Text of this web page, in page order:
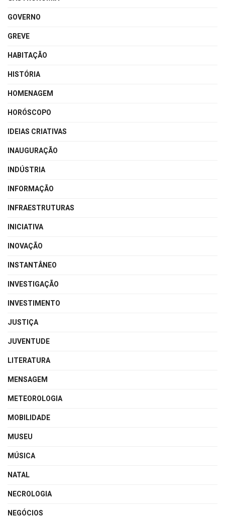
GOVERNO
GREVE
HABITAÇÃO
HISTÓRIA
HOMENAGEM
HORÓSCOPO
IDEIAS CRIATIVAS
INAUGURAÇÃO
INDÚSTRIA
INFORMAÇÃO
INFRAESTRUTURAS
INICIATIVA
INOVAÇÃO
INSTANTÂNEO
INVESTIGAÇÃO
INVESTIMENTO
JUSTIÇA
JUVENTUDE
LITERATURA
MENSAGEM
METEOROLOGIA
MOBILIDADE
MUSEU
MÚSICA
NATAL
NECROLOGIA
NEGÓCIOS